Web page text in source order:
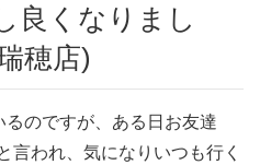
穂店)
のですが、ある日お友達
言われ、気になりいつも行く